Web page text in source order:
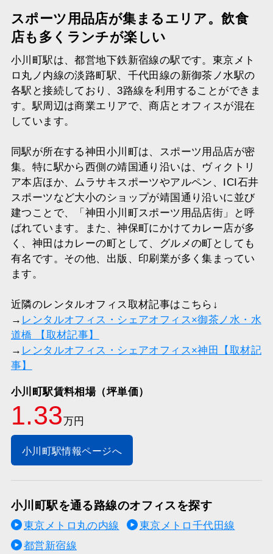
スポーツ用品店が集まるエリア。飲食
店も多くランチが楽しい
小川町駅は、都営地下鉄新宿線の駅です。東京メト
ロ丸ノ内線の淡路町駅、千代田線の新御茶ノ水駅の
各駅と接続しており、3路線を利用することができま
す。駅周辺は商業エリアで、商店とオフィスが混在
しています。
同駅が所在する神田小川町は、スポーツ用品店が密
集。特に駅から西側の靖国通り沿いは、ヴィクトリ
ア本店ほか、ムラサキスポーツやアルペン、ICI石井
スポーツなど大小のショップが靖国通り沿いに並び
建つことで、「神田小川町スポーツ用品店街」と呼
ばれています。また、神保町にかけてカレー店が多
く、神田はカレーの町として、グルメの町としても
有名です。その他、出版、印刷業が多く集まってい
ます。
近隣のレンタルオフィス取材記事はこちら↓
→ レンタルオフィス・シェアオフィス×御茶ノ水・水
道橋 【取材記事】
→ レンタルオフィス・シェアオフィス×神田【取材記
事】
小川町駅賃料相場（坪単価）
1.33万円
小川町駅情報ページへ
小川町駅を通る路線のオフィスを探す
東京メトロ丸の内線
東京メトロ千代田線
都営新宿線